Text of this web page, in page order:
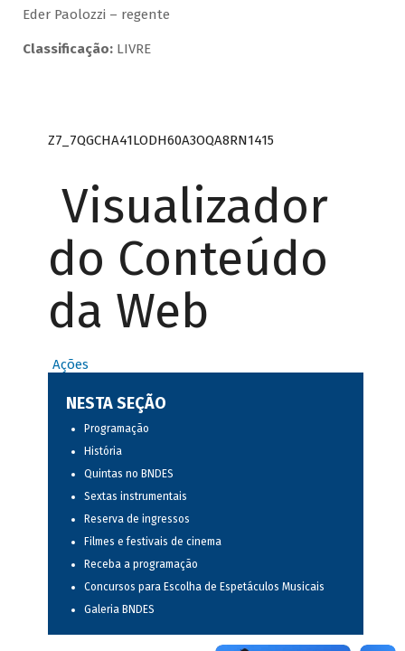
Eder Paolozzi – regente
Classificação:LIVRE
Z7_7QGCHA41LODH60A3OQA8RN1415
Visualizador
do Conteúdo
da Web
Ações
NESTA SEÇÃO
Programação
História
Quintas no BNDES
Sextas instrumentais
Reserva de ingressos
Filmes e festivais de cinema
Receba a programação
Concursos para Escolha de Espetáculos Musicais
Galeria BNDES